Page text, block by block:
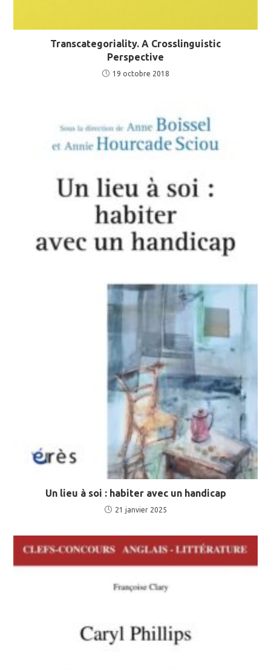
Transcategoriality. A Crosslinguistic
Perspective
19 octobre 2018
Un lieu à soi : habiter avec un handicap
21 janvier 2025